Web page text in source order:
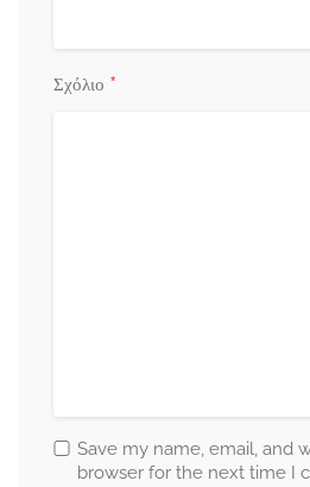
Σχόλιο *
Save my name, email, and
browser for the next time I